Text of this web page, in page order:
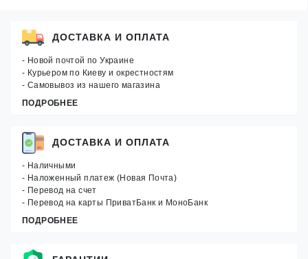
ДОСТАВКА И ОПЛАТА
- Новой почтой по Украине
- Курьером по Киеву и окрестностям
- Самовывоз из нашего магазина
ПОДРОБНЕЕ
ДОСТАВКА И ОПЛАТА
- Наличными
- Наложенный платеж (Новая Почта)
- Перевод на счет
- Перевод на карты ПриватБанк и МоноБанк
ПОДРОБНЕЕ